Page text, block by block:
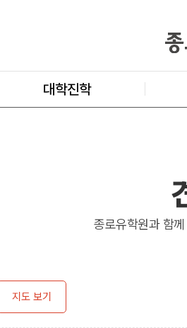
대학진학
종로유학원과 함
지도 보기